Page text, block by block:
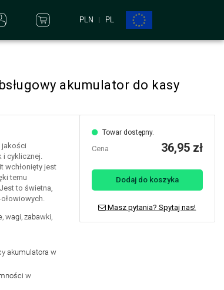
PLN PL
akumulator do kasy
jakości
i cyklicznej.
wchłonięty jest
temu
to świetna,
wagi, zabawki,
akumulatora w
w
Towar dostępny.
Cena 36,95 zł
Dodaj do koszyka
Masz pytania? Spytaj nas!